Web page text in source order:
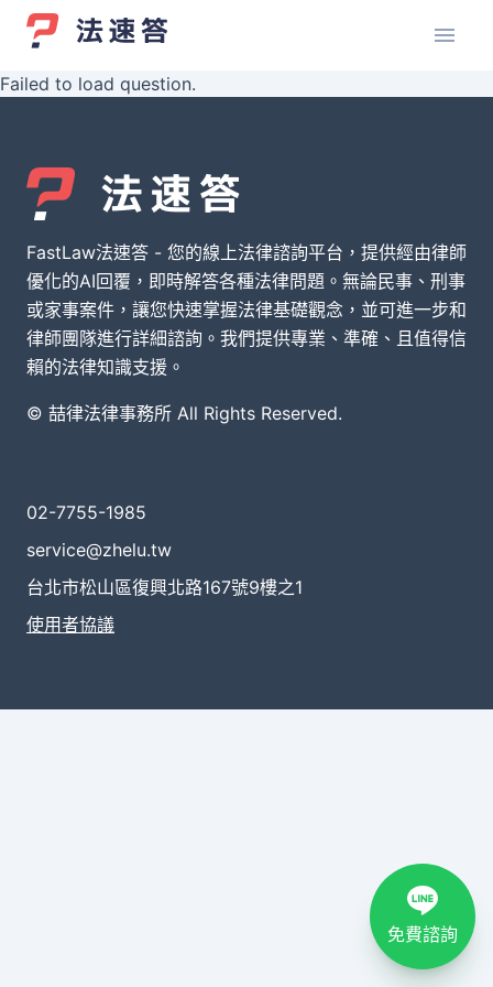
Failed to load question.
FastLaw法速答 - 您的線上法律諮詢平台，提供經由律師
優化的AI回覆，即時解答各種法律問題。無論民事、刑事
或家事案件，讓您快速掌握法律基礎觀念，並可進一步和
律師團隊進行詳細諮詢。我們提供專業、準確、且值得信
賴的法律知識支援。
© 喆律法律事務所 All Rights Reserved.
02-7755-1985
service@zhelu.tw
台北市松山區復興北路167號9樓之1
使用者協議
免費諮詢